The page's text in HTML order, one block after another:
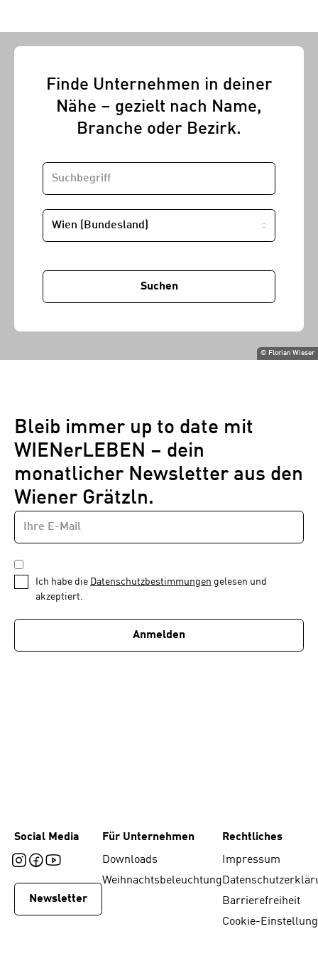
© Florian Wieser
Finde Unternehmen in deiner
Nähe – gezielt nach Name,
Branche oder Bezirk.
SUCHBEGRIFF
STANDORT
Suchen
Bleib immer up to date mit
WIENerLEBEN – dein
monatlicher Newsletter aus den
Wiener Grätzln.
Newsletter
1
von
E-
MAIL-
ADRESSE
DATENSCHUTZBESTIMMUNGEN
*
Ich habe die Datenschutzbestimmungen gelesen und
akzeptiert.
Anmelden
Social Media
Newsletter
Für Unternehmen
Downloads
Weihnachtsbeleuchtung
Rechtliches
Impressum
Barrierefreiheit
Cookie-